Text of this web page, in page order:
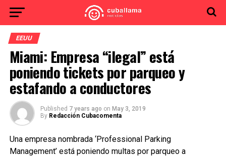
EEUU
Miami: Empresa “ilegal” está
poniendo tickets por parqueo y
estafando a conductores
Published 7 years ago on May 3, 2019
By Redacción Cubacomenta
Una empresa nombrada ‘Professional Parking
Management’ está poniendo multas por parqueo a